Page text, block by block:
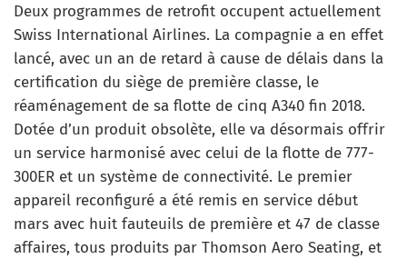
Deux programmes de retrofit occupent actuellement
Swiss International Airlines. La compagnie a en effet
lancé, avec un an de retard à cause de délais dans la
certification du siège de première classe, le
réaménagement de sa flotte de cinq A340 fin 2018.
Dotée d’un produit obsolète, elle va désormais offrir
un service harmonisé avec celui de la flotte de 777-
300ER et un système de connectivité. Le premier
appareil reconfiguré a été remis en service début
mars avec huit fauteuils de première et 47 de classe
affaires, tous produits par Thomson Aero Seating, et